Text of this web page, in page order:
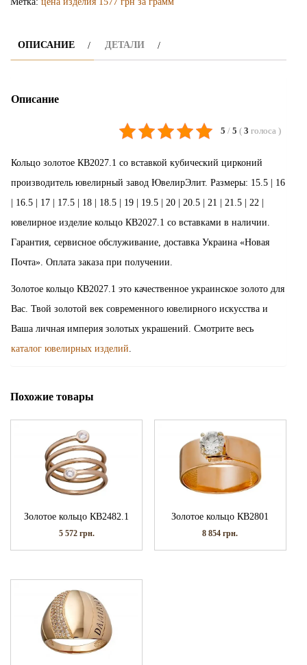
ОПИСАНИЕ ДЕТАЛИ
Описание
5 / 5 ( 3 голоса )
Кольцо золотое КВ2027.1 со вставкой кубический цирконий
производитель ювелирный завод ЮвелирЭлит. Размеры: 15.5 | 16
| 16.5 | 17 | 17.5 | 18 | 18.5 | 19 | 19.5 | 20 | 20.5 | 21 | 21.5 | 22 |
ювелирное изделие кольцо КВ2027.1 со вставками в наличии.
Гарантия, сервисное обслуживание, доставка Украина «Новая
Почта». Оплата заказа при получении.
Золотое кольцо КВ2027.1 это качественное украинское золото для
Вас. Твой золотой век современного ювелирного искусства и
Ваша личная империя золотых украшений. Смотрите весь
каталог ювелирных изделий
Похожие товары
Золотое кольцо КВ2482.1
5 572 грн.
Золотое кольцо КВ2801
8 854грн.